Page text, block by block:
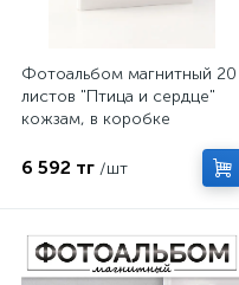
Фотоальбом магнитный 20
листов "Птица и сердце"
кожзам, в коробке
6 592 тг /шт